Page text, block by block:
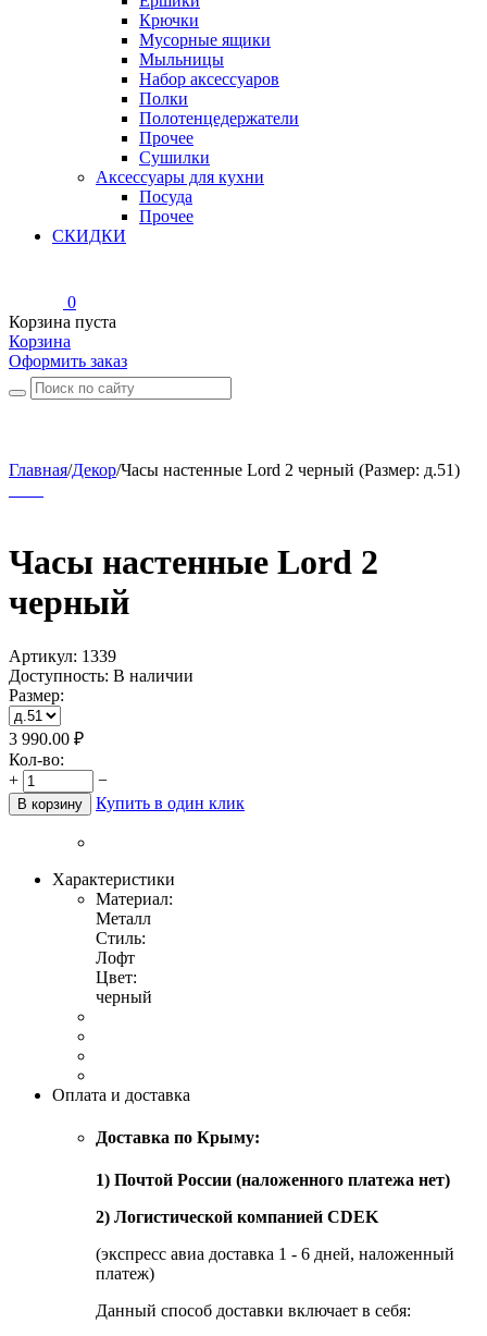
Крючки
Мусорные ящики
Мыльницы
Набор аксессуаров
Полки
Полотенцедержатели
Прочее
Сушилки
Аксессуары для кухни
Посуда
Прочее
СКИДКИ
0
Корзина пуста
Корзина
Оформить заказ
Главная/Декор/Часы настенные Lord 2 черный (Размер: д.51)
Часы настенные Lord 2
черный
Артикул: 1339
Доступность: В наличии
Размер:
3 990.00 ₽
Кол-во:
+
−
В корзину Купить в один клик
Характеристики
Материал:
Металл
Стиль:
Лофт
Цвет:
черный
Оплата и доставка
Доставка по Крыму:
1) Почтой России (наложенного платежа нет)
2) Логистической компанией CDEK
(экспресс авиа доставка 1 - 6 дней, наложенный
платеж)
Данный способ доставки включает в себя: